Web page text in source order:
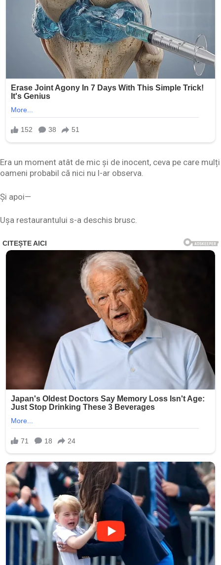
Era un moment atât de mic și de inocent, ceva pe care mulți
oameni probabil că nici nu l-ar observa.
Și apoi—
Ușa restaurantului s-a deschis brusc.